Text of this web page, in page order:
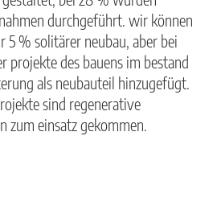
durchgeführt. wir können
5 % solitärer neubau, aber bei
projekte des bauens im bestand
als neubauteil hinzugefügt.
sind regenerative
zum einsatz gekommen